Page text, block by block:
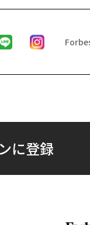
ィックコンサルタ
の無力感を乗り越
けた、防災一筋20